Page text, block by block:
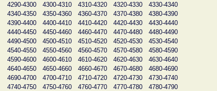
4290-4300
4300-4310 4310-4320 4320-4330
4330-4340
4340-4350
4350-4360 4360-4370 4370-4380
4380-4390
4390-4400
4400-4410 4410-4420 4420-4430
4430-4440
4440-4450
4450-4460 4460-4470 4470-4480
4480-4490
4490-4500
4500-4510 4510-4520 4520-4530
4530-4540
4540-4550
4550-4560 4560-4570 4570-4580
4580-4590
4590-4600
4600-4610 4610-4620 4620-4630
4630-4640
4640-4650
4650-4660 4660-4670 4670-4680
4680-4690
4690-4700
4700-4710 4710-4720 4720-4730
4730-4740
4740-4750
4750-4760 4760-4770 4770-4780
4780-4790